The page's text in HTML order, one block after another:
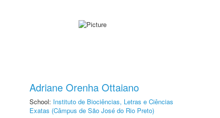
Adriane Orenha Ottaiano
School: Instituto de Biociências, Letras e Ciências
Exatas (Câmpus de São José do Rio Preto)